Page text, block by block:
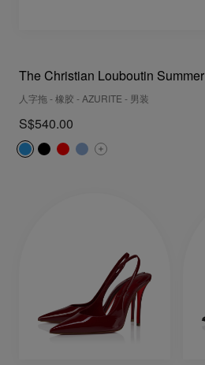
The Christian Louboutin Summer
人字拖 - 橡胶 - AZURITE - 男装
S$540.00